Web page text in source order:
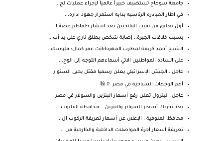
جامعة سوهاج تستضيف خبيراً عالمياً لإجراء عمليات لح...
في اطار المبادره الرئاسيه بدايه استمرار جهود اداره...
أول تعليق من نقيب الفلاحيين بعد انتشار طماطم عضة ا...
بسبب خلافات الجيرة.. إصابة شخص بطلق ناري على يد أب...
الشيخ أحمد كريمة لمطرب المهرجاناتت عمر كمال: فلوسك...
على الساده المواطنين الاتي أسماءهم التوجه إلى الوح...
عاجل ..الجيش الإسرائيلي يعلن رسميا مقتل يحيى السنوار
أهم الوجهات السياحية في مصر 🏺🕌
عاجل| البترول تعلن رفع أسعار البنزين والسولار في مصر
بعد تحريك أسعار السولار والبنزين .. محافظة القليوب...
محافظ المنوفية : الإعلان عن أسعار تعريفة الركوب ال...
تعريفة أسعار أجرة المواصلات الداخلية والخارجية من ...